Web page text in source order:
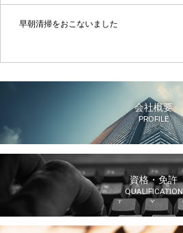
早朝清掃をおこないました
会社概要
PROFILE
資格・免許
QUALIFICATION